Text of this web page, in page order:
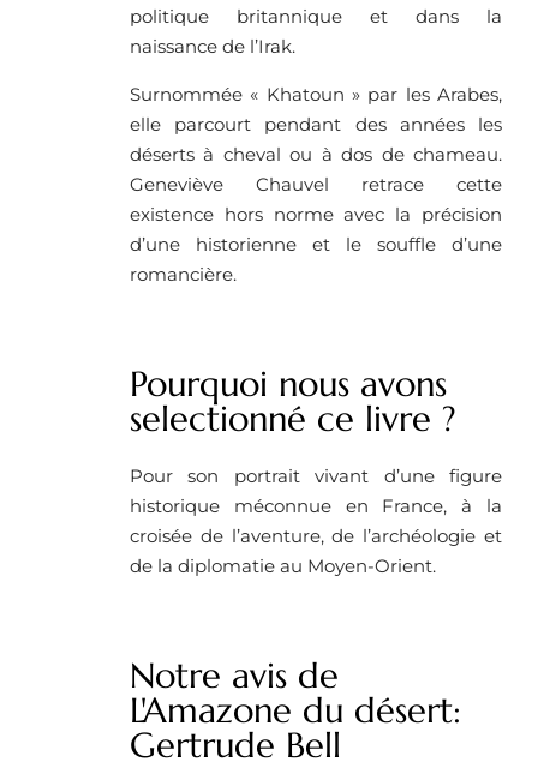
politique britannique et dans la
naissance de l’Irak.
Surnommée « Khatoun » par les Arabes,
elle parcourt pendant des années les
déserts à cheval ou à dos de chameau.
Geneviève Chauvel retrace cette
existence hors norme avec la précision
d’une historienne et le souffle d’une
romancière.
Pourquoi nous avons
selectionné ce livre ? ​
Pour son portrait vivant d’une figure
historique méconnue en France, à la
croisée de l’aventure, de l’archéologie et
de la diplomatie au Moyen-Orient.
Notre avis de
L'Amazone du désert:
Gertrude Bell